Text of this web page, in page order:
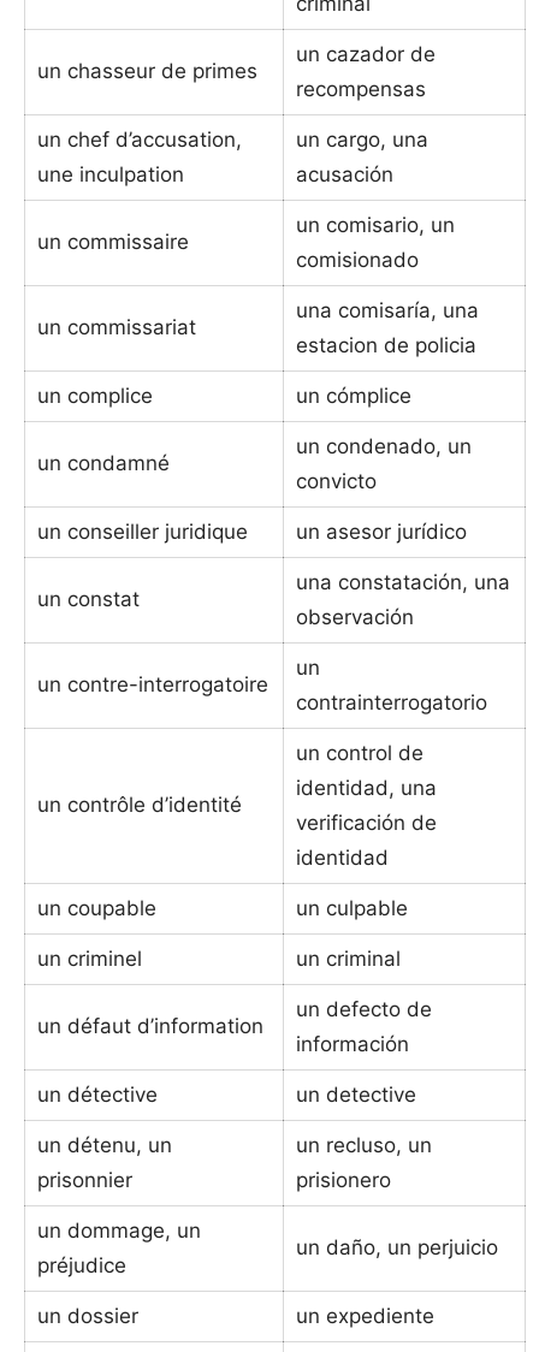
un chasseur de primes
un cazador de
recompensas
un chef d’accusation,
une inculpation
un cargo, una
acusación
un commissaire
un comisario, un
comisionado
un commissariat
una comisaría, una
estacion de policia
un complice un cómplice
un condamné
un condenado, un
convicto
un conseiller juridique un asesor jurídico
un constat
una constatación, una
observación
un contre-interrogatoire
un
contrainterrogatorio
un contrôle d’identité
un control de
identidad, una
verificación de
identidad
un coupable un culpable
un criminel un criminal
un défaut d’information
un defecto de
información
un détective un detective
un détenu, un
prisonnier
un recluso, un
prisionero
un dommage, un
préjudice
un daño, un perjuicio
un dossier un expediente